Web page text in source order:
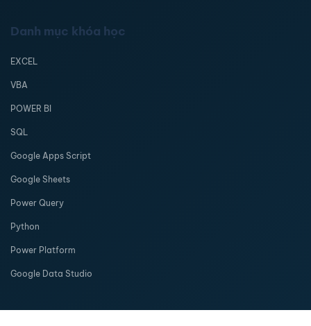
Danh mục khóa học
EXCEL
VBA
POWER BI
SQL
Google Apps Script
Google Sheets
Power Query
Python
Power Platform
Google Data Studio